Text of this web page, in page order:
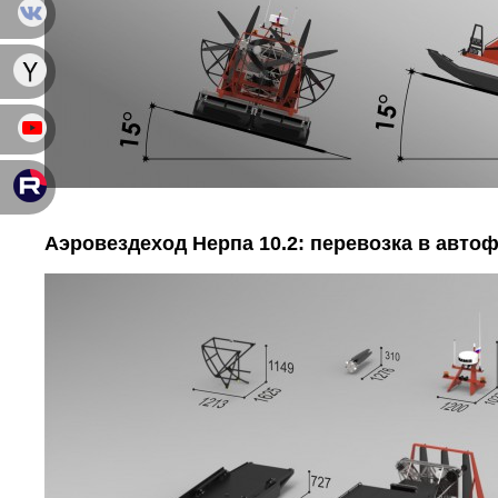
Аэровездеход Нерпа 10.2: перевозка в